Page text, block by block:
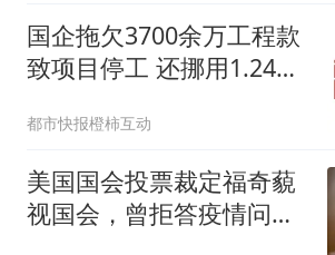
国企拖欠3700余万工程款
致项目停工 还挪用1.24亿
都市快报橙柿互动
美国国会投票裁定福奇藐
视国会，曾拒答疫情问题